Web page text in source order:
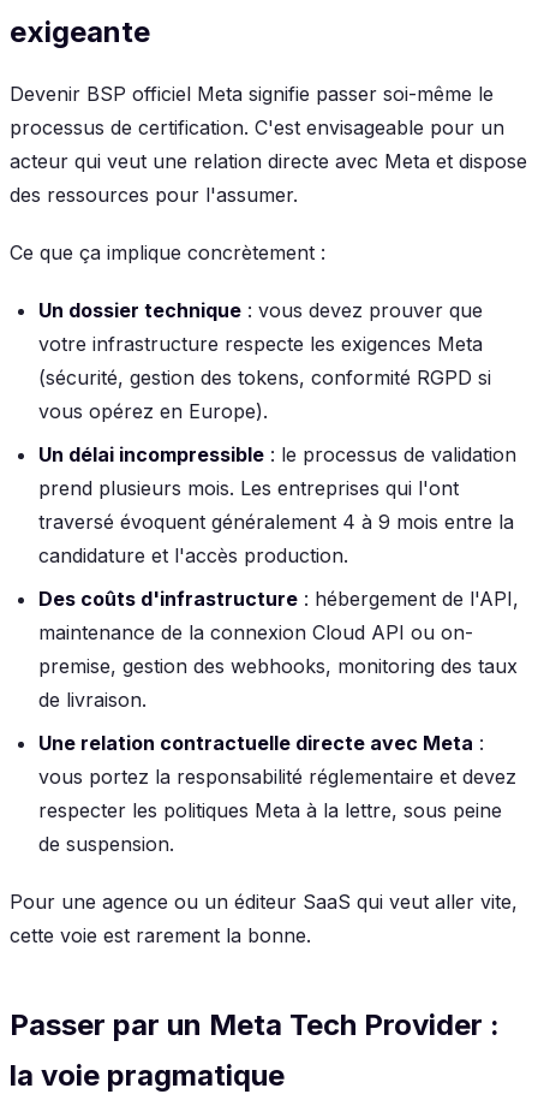
exigeante
Devenir BSP officiel Meta signifie passer soi-même le
processus de certification. C'est envisageable pour un
acteur qui veut une relation directe avec Meta et dispose
des ressources pour l'assumer.
Ce que ça implique concrètement :
Un dossier technique : vous devez prouver que
votre infrastructure respecte les exigences Meta
(sécurité, gestion des tokens, conformité RGPD si
vous opérez en Europe).
Un délai incompressible : le processus de validation
prend plusieurs mois. Les entreprises qui l'ont
traversé évoquent généralement 4 à 9 mois entre la
candidature et l'accès production.
Des coûts d'infrastructure : hébergement de l'API,
maintenance de la connexion Cloud API ou on-
premise, gestion des webhooks, monitoring des taux
de livraison.
Une relation contractuelle directe avec Meta :
vous portez la responsabilité réglementaire et devez
respecter les politiques Meta à la lettre, sous peine
de suspension.
Pour une agence ou un éditeur SaaS qui veut aller vite,
cette voie est rarement la bonne.
Passer par un Meta Tech Provider :
la voie pragmatique